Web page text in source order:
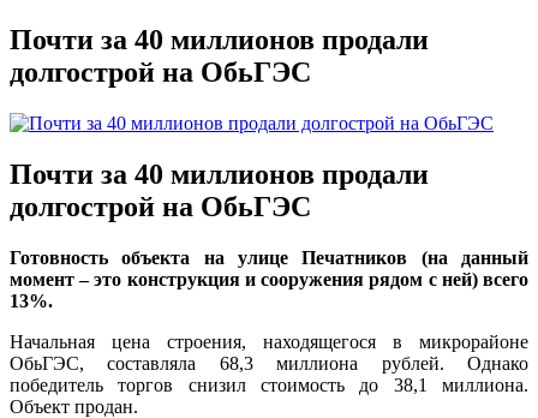
Почти за 40 миллионов продали
долгострой на ОбьГЭС
Почти за 40 миллионов продали
долгострой на ОбьГЭС
Готовность объекта на улице Печатников (на данный
момент – это конструкция и сооружения рядом с ней) всего
13%.
Начальная цена строения, находящегося в микрорайоне
ОбьГЭС, составляла 68,3 миллиона рублей. Однако
победитель торгов снизил стоимость до 38,1 миллиона.
Объект продан.